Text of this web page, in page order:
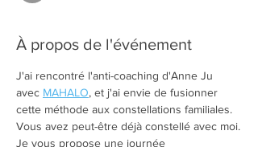
À propos de l'événement
J'ai rencontré l'anti-coaching d'Anne Ju
avec MAHALO, et j'ai envie de fusionner
cette méthode aux constellations familiales.
Vous avez peut-être déjà constellé avec moi.
Je vous propose une journée